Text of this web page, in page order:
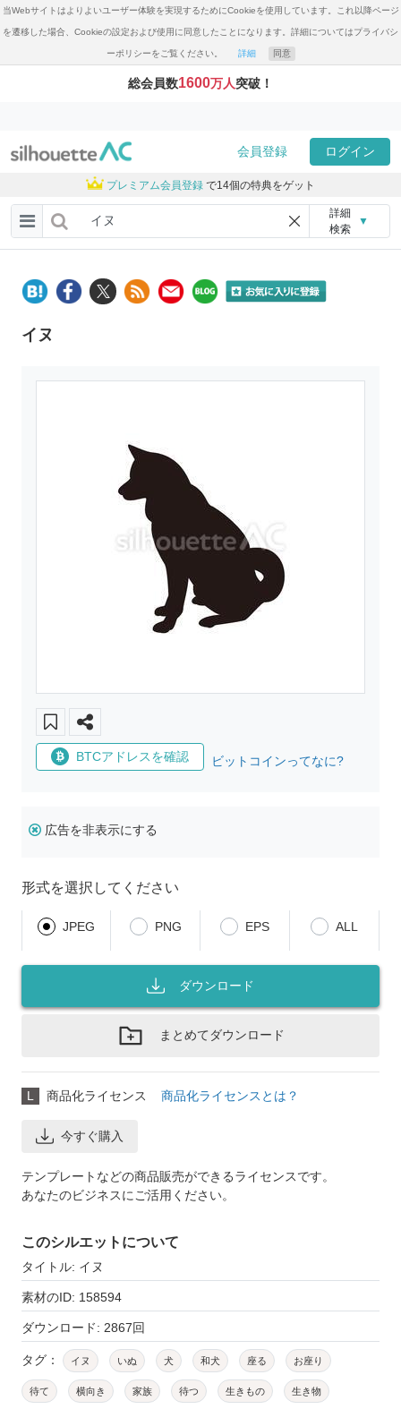
当Webサイトはよりよいユーザー体験を実現するためにCookieを使用しています。これ以降ページ
を遷移した場合、Cookieの設定および使用に同意したことになります。詳細についてはプライバシ
ーポリシーをご覧ください。 詳細 同意
総会員数1600万人突破！
会員登録 ログイン
プレミアム会員登録 で14個の特典をゲット
詳細
検索
▼
イヌ
BTCアドレスを確認 ビットコインってなに?
広告を非表示にする
形式を選択してください
JPEG PNG EPS ALL
ダウンロード
まとめてダウンロード
L 商品化ライセンス 商品化ライセンスとは？
今すぐ購入
テンプレートなどの商品販売ができるライセンスです。
あなたのビジネスにご活用ください。
このシルエットについて
タイトル: イヌ
素材のID: 158594
ダウンロード: 2867回
タグ： イヌ いぬ 犬 和犬 座る お座り
待て 横向き 家族 待つ 生きもの 生き物